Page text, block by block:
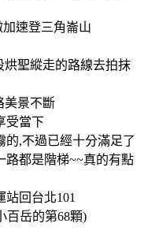
速登三角崙山
聖縱走的路線去拍抹
美景不斷
受當下
的,不過已經十分滿足了
路都是階梯~~真的有點
站回台北101
百岳的第68顆)